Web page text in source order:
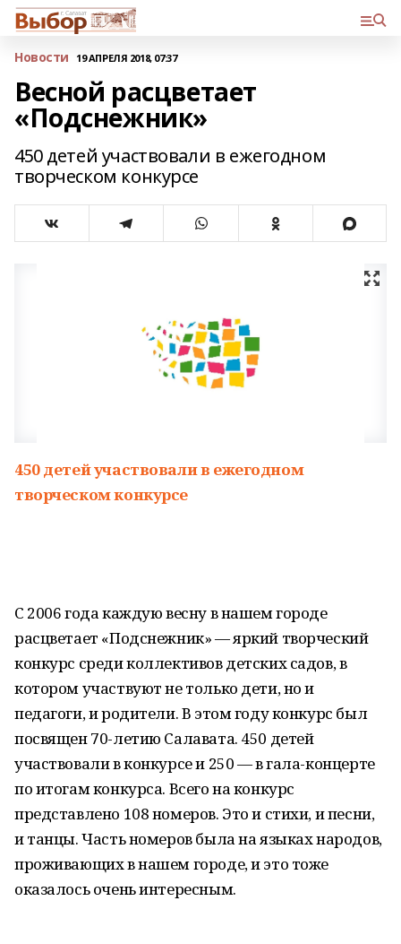
Новости 19 АПРЕЛЯ 2018, 07:37
Весной расцветает
«Подснежник»
450 детей участвовали в ежегодном
творческом конкурсе
450 детей участвовали в ежегодном
творческом конкурсе
С 2006 года каждую весну в нашем городе
расцветает «Подснежник» — яркий творческий
конкурс среди коллективов детских садов, в
котором участвуют не только дети, но и
педагоги, и родители. В этом году конкурс был
посвящен 70-летию Салавата. 450 детей
участвовали в конкурсе и 250 — в гала-концерте
по итогам конкурса. Всего на конкурс
представлено 108 номеров. Это и стихи, и песни,
и танцы. Часть номеров была на языках народов,
проживающих в нашем городе, и это тоже
оказалось очень интересным.